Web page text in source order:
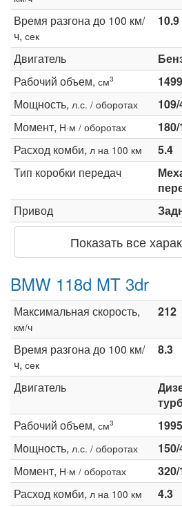
Время разгона до 100 км/
ч, сек
10.9
Двигатель
Рабочий объем, см3
1499
Мощность, л.с. / оборотах
Момент, Н·м / оборотах
Расход комби, л на 100 км
5.4
Тип коробки передач
Привод
Показать все
BMW 118d MT 3dr
Максимальная скорость,
км/ч
212
Время разгона до 100 км/
ч, сек
8.3
Двигатель
Рабочий объем, см3
1995
Мощность, л.с. / оборотах
Момент, Н·м / оборотах
Расход комби, л на 100 км
4.3